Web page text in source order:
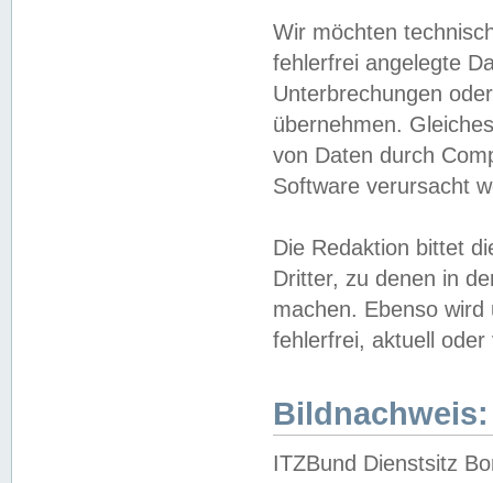
Wir möchten
fehlerfrei angelegte
Unterbrechungen
übernehmen.
von Daten durch
Software verursacht
Die Redaktion bittet
Dritter, zu denen in
machen. Ebenso
fehlerfrei, aktuell oder
Bildnachweis:
ITZBund Dienstsitz